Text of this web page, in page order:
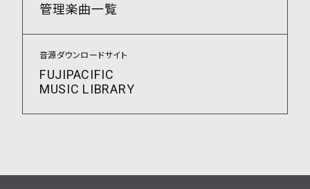
管理楽曲一覧
音源ダウンロードサイト
FUJIPACIFIC
MUSIC LIBRARY